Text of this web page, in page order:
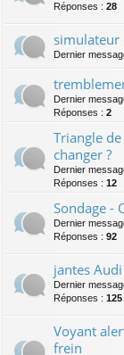
Réponses : 28
simulateur
Dernier
Dernier
Réponses : 2
Triangle
changer ?
Dernier
Réponses : 12
Sondage -
Dernier
Réponses : 92
jantes
Dernier
Réponses : 125
Voyant
frein